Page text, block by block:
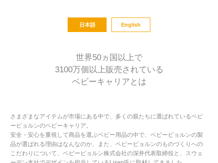
日本語 English
世界50ヵ国以上で
3100万個以上販売されている
ベビーキャリアとは
さまざまなアイテムが市場にある中で、多くの親たちに選ばれているベビ
ービョルンのベビーキャリア。
安全・安心を重視して商品を選ぶベビー用品の中で、ベビービョルンの製
品が選ばれる理由はなんなのか、また、ベビービョルンのものづくりへの
こだわりについて、ベビービョルン株式会社の深井代表取締役と、スウェ